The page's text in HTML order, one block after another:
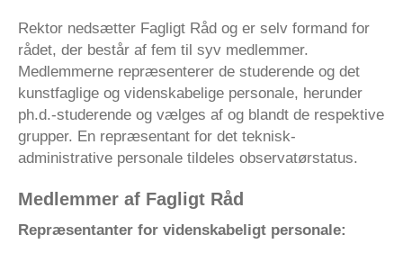
Rektor nedsætter Fagligt Råd og er selv formand for
rådet, der består af fem til syv medlemmer.
Medlemmerne repræsenterer de studerende og det
kunstfaglige og videnskabelige personale, herunder
ph.d.-studerende og vælges af og blandt de respektive
grupper. En repræsentant for det teknisk-
administrative personale tildeles observatørstatus.
Medlemmer af Fagligt Råd
Repræsentanter for videnskabeligt personale: